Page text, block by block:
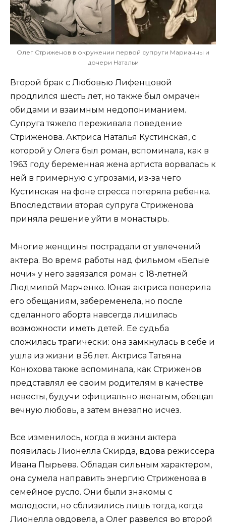
Олег Стриженов в окружении первой супруги Марианны и
дочери Натальи
Второй брак с Любовью Лифенцовой
продлился шесть лет, но также был омрачен
обидами и взаимным недопониманием.
Супруга тяжело переживала поведение
Стриженова. Актриса Наталья Кустинская, с
которой у Олега был роман, вспоминала, как в
1963 году беременная жена артиста ворвалась к
ней в гримерную с угрозами, из-за чего
Кустинская на фоне стресса потеряла ребенка.
Впоследствии вторая супруга Стриженова
приняла решение уйти в монастырь.
Многие женщины пострадали от увлечений
актера. Во время работы над фильмом «Белые
ночи» у него завязался роман с 18-летней
Людмилой Марченко. Юная актриса поверила
его обещаниям, забеременела, но после
сделанного аборта навсегда лишилась
возможности иметь детей. Ее судьба
сложилась трагически: она замкнулась в себе и
ушла из жизни в 56 лет. Актриса Татьяна
Конюхова также вспоминала, как Стриженов
представлял ее своим родителям в качестве
невесты, будучи официально женатым, обещал
вечную любовь, а затем внезапно исчез.
Все изменилось, когда в жизни актера
появилась Лионелла Скирда, вдова режиссера
Ивана Пырьева. Обладая сильным характером,
она сумела направить энергию Стриженова в
семейное русло. Они были знакомы с
молодости, но сблизились лишь тогда, когда
Лионелла овдовела, а Олег развелся во второй